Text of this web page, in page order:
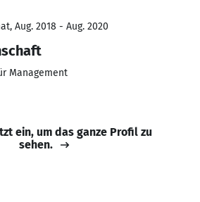
Aug. 2018 - Aug. 2020
Management
ein, um das ganze Profil zu
sehen.